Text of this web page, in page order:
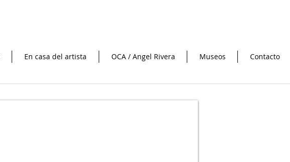
En casa del artista OCA / Angel Rivera Museos Contacto